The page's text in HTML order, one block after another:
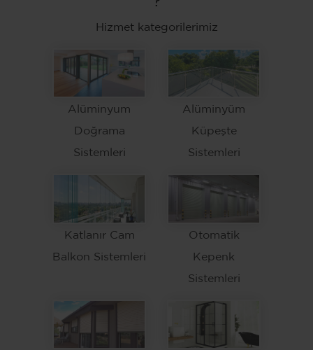
Hizmet kategorilerimiz
Alüminyum
Doğrama
Sistemleri
Alüminyüm
Küpeşte
Sistemleri
Katlanır Cam
Balkon Sistemleri
Otomatik
Kepenk
Sistemleri